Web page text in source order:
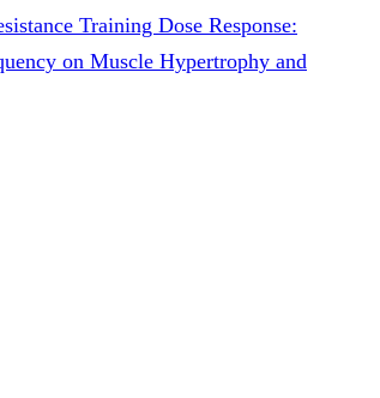
Training Dose Response:
on Muscle Hypertrophy and